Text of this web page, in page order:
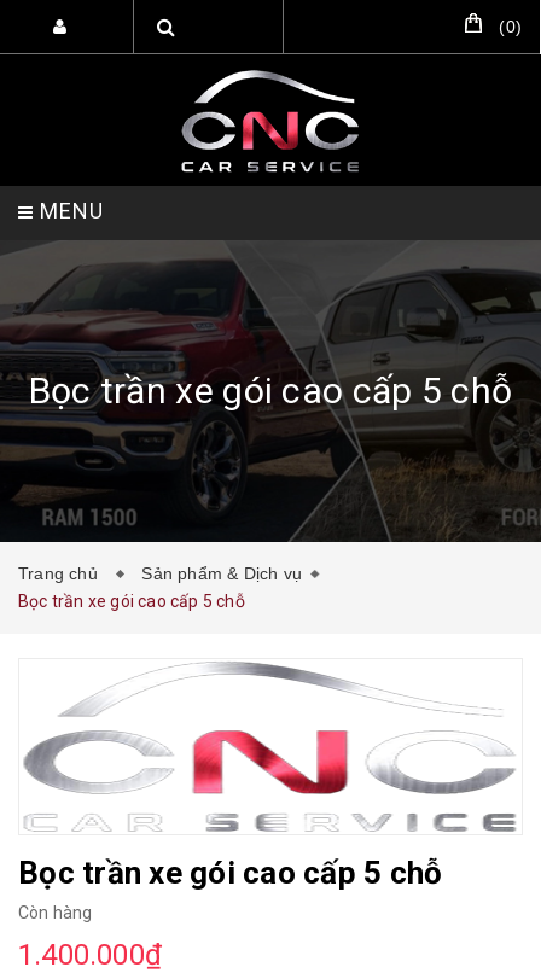
(0)
MENU
TRANG CHỦ DỊCH VỤ SẢN PHẨM
HỖ TRỢ SETUP GARA LIÊN HỆ
Bọc trần xe gói cao cấp 5 chỗ
Trang chủ
Sản phẩm & Dịch vụ
Bọc trần xe gói cao cấp 5 chỗ
Bọc trần xe gói cao cấp 5 chỗ
Còn hàng
1.400.000₫